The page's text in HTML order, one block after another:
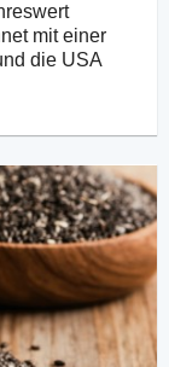
mit einer
die USA